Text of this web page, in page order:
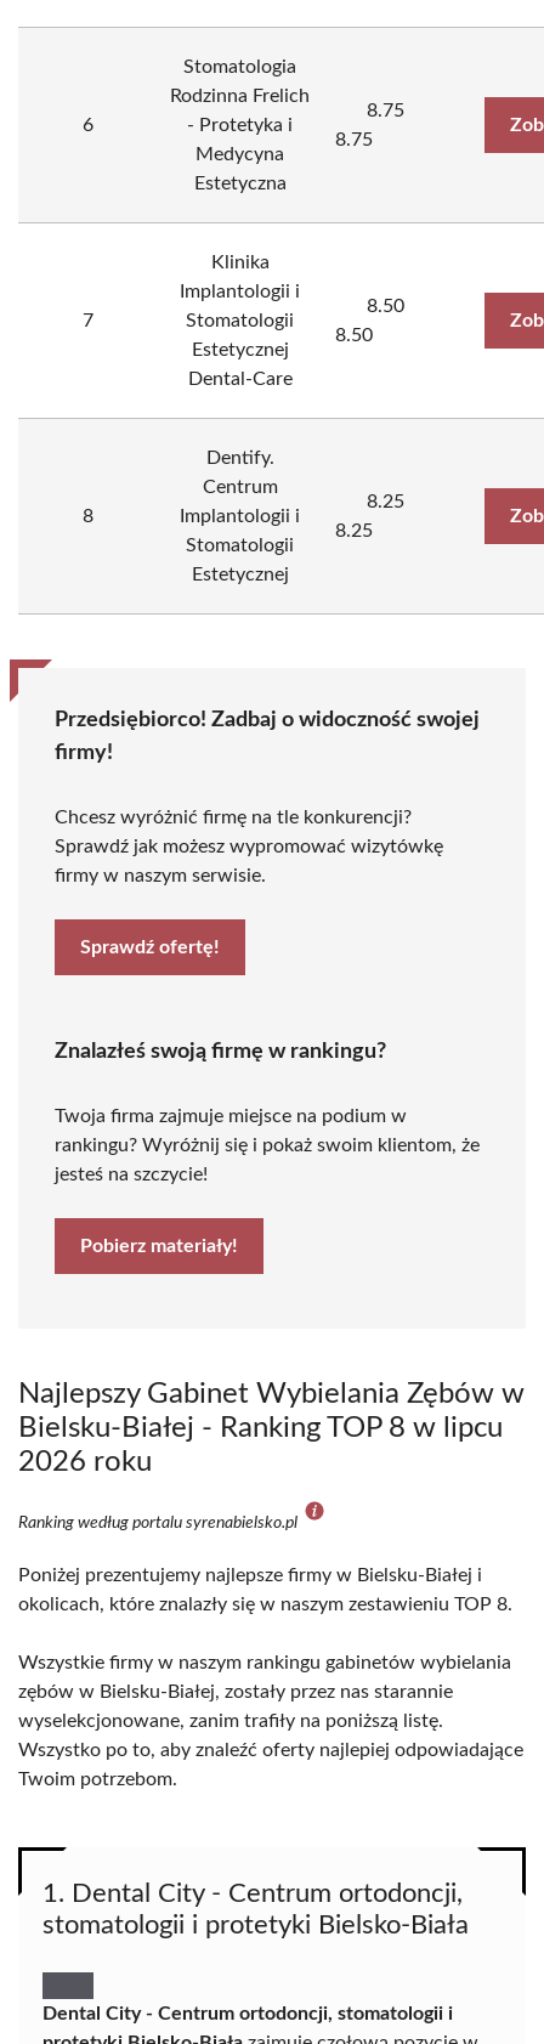
6
Stomatologia
Rodzinna Frelich
- Protetyka i
Medycyna
Estetyczna
8.75
8.75
7
Klinika
Implantologii i
Stomatologii
Estetycznej
Dental-Care
8.50
8.50
8
Dentify.
Centrum
Implantologii i
Stomatologii
Estetycznej
8.25
8.25
Przedsiębiorco! Zadbaj o widoczność swojej
firmy!
Chcesz wyróżnić firmę na tle konkurencji?
Sprawdź jak możesz wypromować wizytówkę
firmy w naszym serwisie.
Sprawdź ofertę!
Znalazłeś swoją firmę w rankingu?
Twoja firma zajmuje miejsce na podium w
rankingu? Wyróżnij się i pokaż swoim klientom, że
jesteś na szczycie!
Pobierz materiały!
Najlepszy Gabinet Wybielania Zębów w
Bielsku-Białej - Ranking TOP 8 w lipcu
2026 roku
Ranking według portalu syrenabielsko.pl
Poniżej prezentujemy najlepsze firmy w Bielsku-Białej i
okolicach, które znalazły się w naszym zestawieniu TOP 8.
Wszystkie firmy w naszym rankingu gabinetów wybielania
zębów w Bielsku-Białej, zostały przez nas starannie
wyselekcjonowane, zanim trafiły na poniższą listę.
Wszystko po to, aby znaleźć oferty najlepiej odpowiadające
Twoim potrzebom.
1. Dental City - Centrum ortodoncji,
stomatologii i protetyki Bielsko-Biała
Dental City - Centrum ortodoncji, stomatologii i